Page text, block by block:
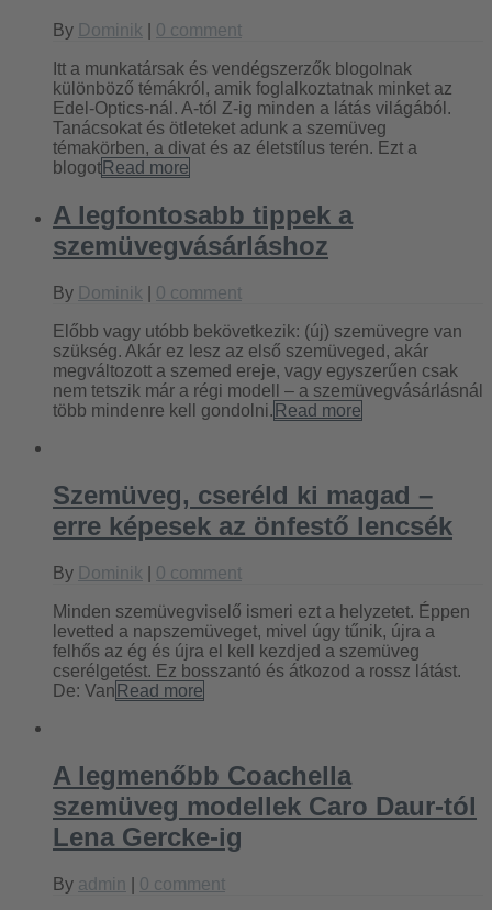
By Dominik 0 comment
Itt a munkatársak és vendégszerzők blogolnak
különböző témákról, amik foglalkoztatnak minket az
Edel-Optics-nál. A-tól Z-ig minden a látás világából.
Tanácsokat és ötleteket adunk a szemüveg
témakörben, a divat és az életstílus terén. Ezt a
blogot Read more
A legfontosabb tippek a
szemüvegvásárláshoz
By Dominik 0 comment
Előbb vagy utóbb bekövetkezik: (új) szemüvegre van
szükség. Akár ez lesz az első szemüveged, akár
megváltozott a szemed ereje, vagy egyszerűen csak
nem tetszik már a régi modell – a szemüvegvásárlásnál
több mindenre kell gondolni. Read more
Szemüveg, cseréld ki magad –
erre képesek az önfestő lencsék
By Dominik 0 comment
Minden szemüvegviselő ismeri ezt a helyzetet. Éppen
levetted a napszemüveget, mivel úgy tűnik, újra a
felhős az ég és újra el kell kezdjed a szemüveg
cserélgetést. Ez bosszantó és átkozod a rossz látást.
De: Van Read more
A legmenőbb Coachella
szemüveg modellek Caro Daur-tól
Lena Gercke-ig
By admin 0 comment